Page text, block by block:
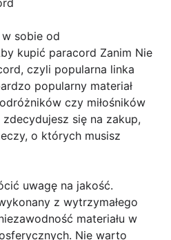
sobie od
kupić paracord Zanim Nie
czyli popularna linka
popularny materiał
czy miłośników
się na zakup,
o których musisz
uwagę na jakość.
z wytrzymałego
materiału w
Nie warto